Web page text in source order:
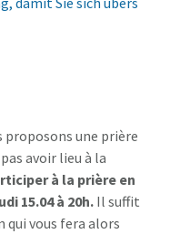
proposons une prière
avoir lieu à la
à la prière en
15.04 à 20h.Il suffit
qui vous fera alors